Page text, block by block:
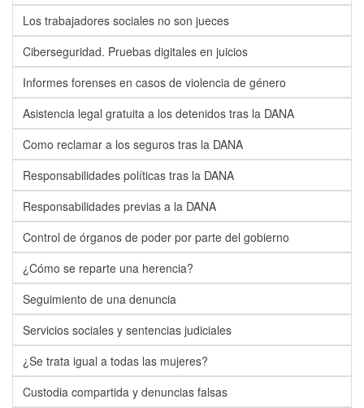
Los trabajadores sociales no son jueces
Ciberseguridad. Pruebas digitales en juicios
Informes forenses en casos de violencia de género
Asistencia legal gratuita a los detenidos tras la DANA
Como reclamar a los seguros tras la DANA
Responsabilidades políticas tras la DANA
Responsabilidades previas a la DANA
Control de órganos de poder por parte del gobierno
¿Cómo se reparte una herencia?
Seguimiento de una denuncia
Servicios sociales y sentencias judiciales
¿Se trata igual a todas las mujeres?
Custodia compartida y denuncias falsas